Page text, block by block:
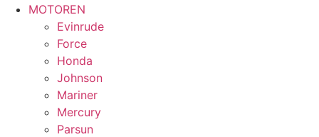
MOTOREN
Evinrude
Force
Honda
Johnson
Mariner
Mercury
Parsun